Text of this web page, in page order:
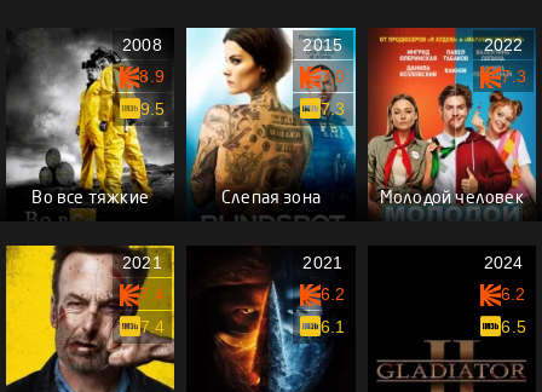
Во все тяжкие
2008
8.9
9.5
Слепая зона
2015
7.0
7.3
Молодой человек
2022
7.3
2021
7.4
7.4
2021
6.2
6.1
2024
6.2
6.5